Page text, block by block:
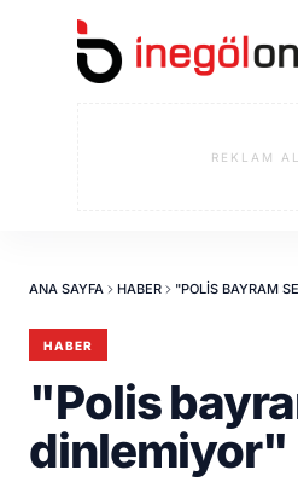
REKLAM
ANA SAYFA HABER "POLIS BAYRAM
HABER
"Polis
dinlemiyor"